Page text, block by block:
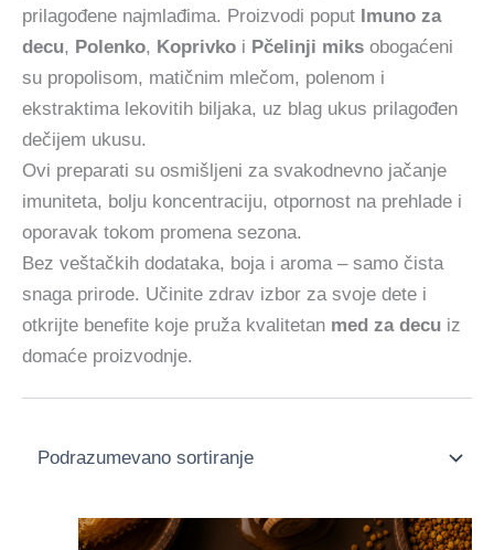
prilagođene najmlađima. Proizvodi poput Imuno za
decu, Polenko, Koprivko i Pčelinji miks obogaćeni
su propolisom, matičnim mlečom, polenom i
ekstraktima lekovitih biljaka, uz blag ukus prilagođen
dečijem ukusu.
Ovi preparati su osmišljeni za svakodnevno jačanje
imuniteta, bolju koncentraciju, otpornost na prehlade i
oporavak tokom promena sezona.
Bez veštačkih dodataka, boja i aroma – samo čista
snaga prirode. Učinite zdrav izbor za svoje dete i
otkrijte benefite koje pruža kvalitetan med za decu iz
domaće proizvodnje.